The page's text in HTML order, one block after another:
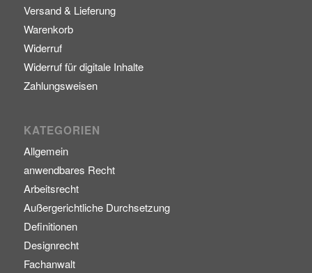
Versand & Lieferung
Warenkorb
Widerruf
Widerruf für digitale Inhalte
Zahlungsweisen
KATEGORIEN
Allgemein
anwendbares Recht
Arbeitsrecht
Außergerichtliche Durchsetzung
Definitionen
Designrecht
Fachanwalt